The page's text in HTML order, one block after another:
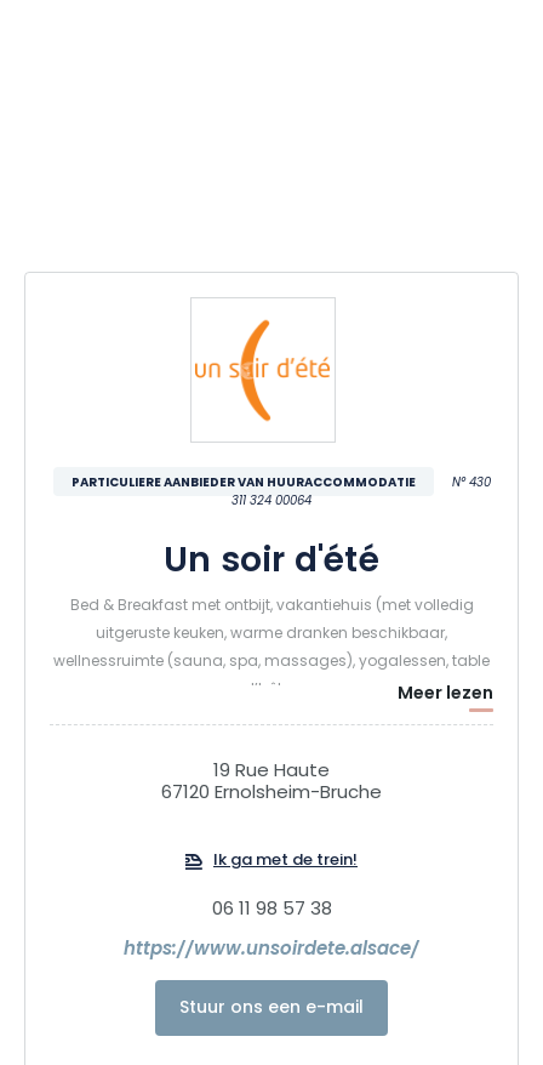
PARTICULIERE AANBIEDER VAN HUURACCOMMODATIE
N° 430
311 324 00064
Un soir d'été
Bed & Breakfast met ontbijt, vakantiehuis (met volledig
uitgeruste keuken, warme dranken beschikbaar,
wellnessruimte (sauna, spa, massages), yogalessen, table
d’hôtes
Meer lezen
19 Rue Haute
67120 Ernolsheim-Bruche
Ik ga met de trein!
06 11 98 57 38
https://www.unsoirdete.alsace/
Stuur ons een e-mail